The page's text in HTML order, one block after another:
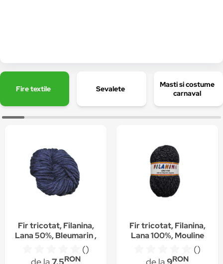
Fire textile Sevalete
Masti si costume
carnaval
Fir tricotat, Filanina,
Lana 50%, Bleumarin ,
()
RON
Fir tricotat, Filanina,
Lana 100%, Mouline
gri inchis, 400 m/100g
()
RON